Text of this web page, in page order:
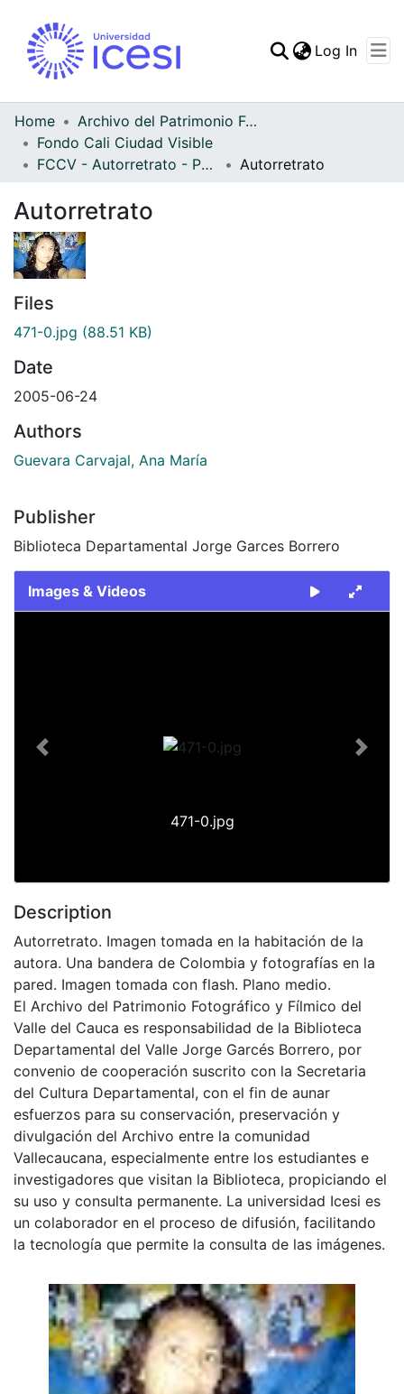
Log In
Home
Archivo del Patrimonio Fotográfico y Fílmico del Valle del Cauca
Fondo Cali Ciudad Visible
FCCV - Autorretrato - Patrimonial
Autorretrato
Autorretrato
Files
471-0.jpg (88.51 KB)
Date
2005-06-24
Authors
Guevara Carvajal, Ana María
Publisher
Biblioteca Departamental Jorge Garces Borrero
Images & Videos
471-0.jpg
Previous Next
Description
Autorretrato. Imagen tomada en la habitación de la
autora. Una bandera de Colombia y fotografías en la
pared. Imagen tomada con flash. Plano medio.
El Archivo del Patrimonio Fotográfico y Fílmico del
Valle del Cauca es responsabilidad de la Biblioteca
Departamental del Valle Jorge Garcés Borrero, por
convenio de cooperación suscrito con la Secretaria
del Cultura Departamental, con el fin de aunar
esfuerzos para su conservación, preservación y
divulgación del Archivo entre la comunidad
Vallecaucana, especialmente entre los estudiantes e
investigadores que visitan la Biblioteca, propiciando el
su uso y consulta permanente. La universidad Icesi es
un colaborador en el proceso de difusión, facilitando
la tecnología que permite la consulta de las imágenes.